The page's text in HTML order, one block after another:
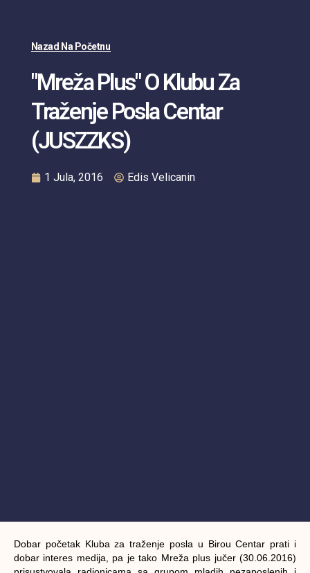
Nazad Na Početnu
"Mreža Plus" O Klubu Za
Traženje Posla Centar
(JUSZZKS)
1 Jula, 2016 Edis Velicanin
Dobar početak Kluba za traženje posla u Birou Centar prati i
dobar interes medija, pa je tako Mreža plus jučer (30.06.2016)